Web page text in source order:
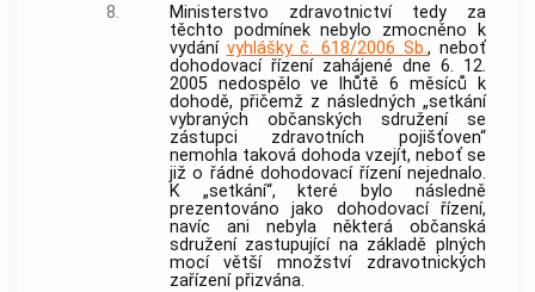
8.
Ministerstvo zdravotnictví tedy za
těchto podmínek nebylo zmocněno k
vydání vyhlášky č. 618/2006 Sb., neboť
dohodovací řízení zahájené dne 6. 12.
2005 nedospělo ve lhůtě 6 měsíců k
dohodě, přičemž z následných „setkání
vybraných občanských sdružení se
zástupci zdravotních pojišťoven“
nemohla taková dohoda vzejít, neboť se
již o řádné dohodovací řízení nejednalo.
K „setkání“, které bylo následně
prezentováno jako dohodovací řízení,
navíc ani nebyla některá občanská
sdružení zastupující na základě plných
mocí větší množství zdravotnických
zařízení přizvána.